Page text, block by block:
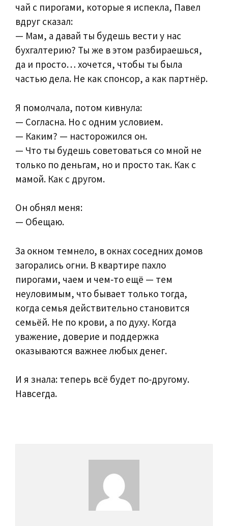
чай с пирогами, которые я испекла, Павел
вдруг сказал:
— Мам, а давай ты будешь вести у нас
бухгалтерию? Ты же в этом разбираешься,
да и просто… хочется, чтобы ты была
частью дела. Не как спонсор, а как партнёр.
Я помолчала, потом кивнула:
— Согласна. Но с одним условием.
— Каким? — насторожился он.
— Что ты будешь советоваться со мной не
только по деньгам, но и просто так. Как с
мамой. Как с другом.
Он обнял меня:
— Обещаю.
За окном темнело, в окнах соседних домов
загорались огни. В квартире пахло
пирогами, чаем и чем‑то ещё — тем
неуловимым, что бывает только тогда,
когда семья действительно становится
семьёй. Не по крови, а по духу. Когда
уважение, доверие и поддержка
оказываются важнее любых денег.
И я знала: теперь всё будет по‑другому.
Навсегда.